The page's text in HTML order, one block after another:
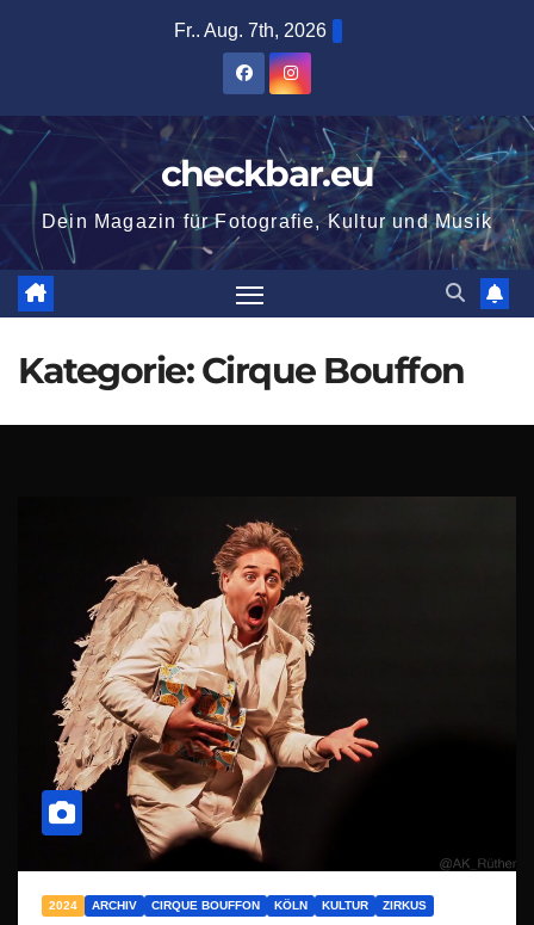
Fr.. Aug. 7th, 2026
checkbar.eu
Dein Magazin für Fotografie, Kultur und Musik
Kategorie:Cirque Bouffon
2024 ARCHIV CIRQUE BOUFFON KÖLN KULTUR ZIRKUS